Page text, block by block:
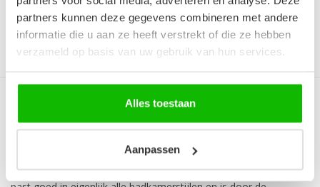
partners kunnen deze gegevens combineren met andere
informatie die u aan ze heeft verstrekt of die ze hebben
verzameld op basis van uw gebruik van hun services.
Alles toestaan
Aanpassen
Ga je voor een zwarte of industriële badkamer? Kies dan ook je
spiegelkast zwart. Met een zwarte spiegelkast heb je een stoere
badkamerspiegel die tevens dienst doet als kastje. Het zwart